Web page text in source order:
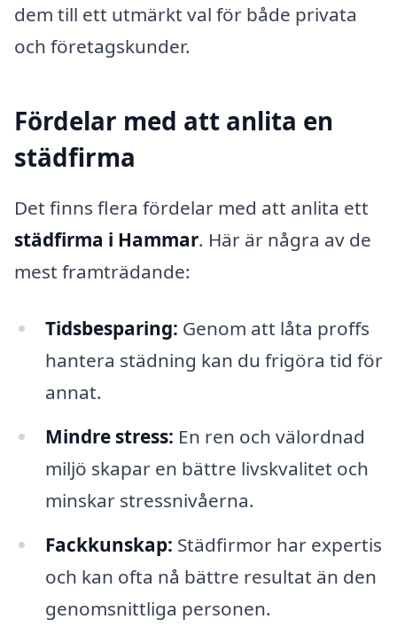
dem till ett utmärkt val för både privata
och företagskunder.
Fördelar med att anlita en
städfirma
Det finns flera fördelar med att anlita ett
städfirma i Hammar. Här är några av de
mest framträdande:
Tidsbesparing: Genom att låta proffs
hantera städning kan du frigöra tid för
annat.
Mindre stress: En ren och välordnad
miljö skapar en bättre livskvalitet och
minskar stressnivåerna.
Fackkunskap: Städfirmor har expertis
och kan ofta nå bättre resultat än den
genomsnittliga personen.